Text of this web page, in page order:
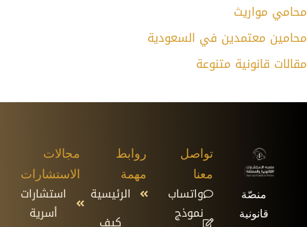
محامي مواريث
محامين معتمدين في السعودية
مقالات قانونية متنوعة
منصّة
قانونية
روابط
مهمة
الرئيسية
كيف
مجالات
الاستشارات
استشارات
أسرية
تواصل
معنا
واتساب
نموذج